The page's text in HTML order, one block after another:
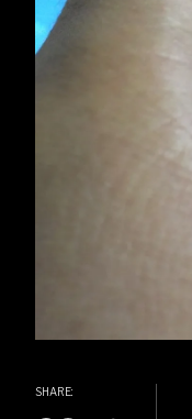
SHARE: